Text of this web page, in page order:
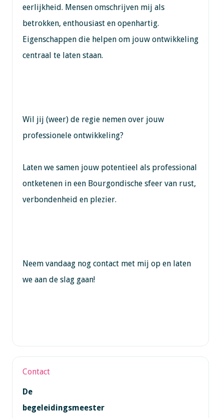
eerlijkheid. Mensen omschrijven mij als
betrokken, enthousiast en openhartig.
Eigenschappen die helpen om jouw ontwikkeling
centraal te laten staan.
Wil jij (weer) de regie nemen over jouw
professionele ontwikkeling?
Laten we samen jouw potentieel als professional
ontketenen in een Bourgondische sfeer van rust,
verbondenheid en plezier.
Neem vandaag nog contact met mij op en laten
we aan de slag gaan!
Contact
De
begeleidingsmeester